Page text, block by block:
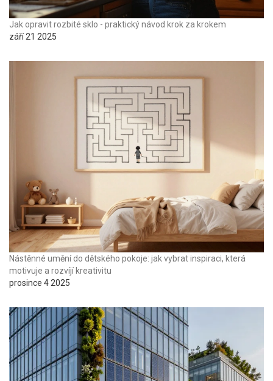
Jak opravit rozbité sklo - praktický návod krok za krokem
září 21 2025
Nástěnné umění do dětského pokoje: jak vybrat inspiraci, která
motivuje a rozvíjí kreativitu
prosince 4 2025